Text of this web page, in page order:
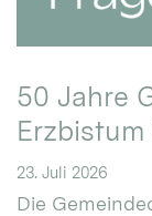
50 Jahre
Erzbistum
23. Juli 2026
Die